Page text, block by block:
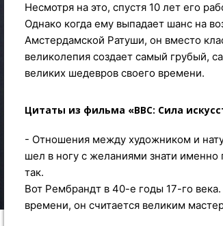
Несмотря на это, спустя 10 лет его
Однако когда ему выпадает шанс на
Амстердамской Ратуши, он вместо
великолепия создает самый грубый,
великих шедевров своего времени.
Цитаты из фильма «BBC: Сила
- Отношения между художником и
шел в ногу с желаниями знати именно
так.
Вот Рембрандт в 40-е годы 17-го
времени, он считается великим